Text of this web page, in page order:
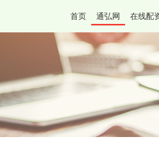
首页 通弘网 在线配